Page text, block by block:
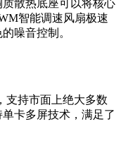
散热底座可以将核心
智能调速风扇极速
噪音控制。
支持市面上绝大多数
卡多屏技术，满足了